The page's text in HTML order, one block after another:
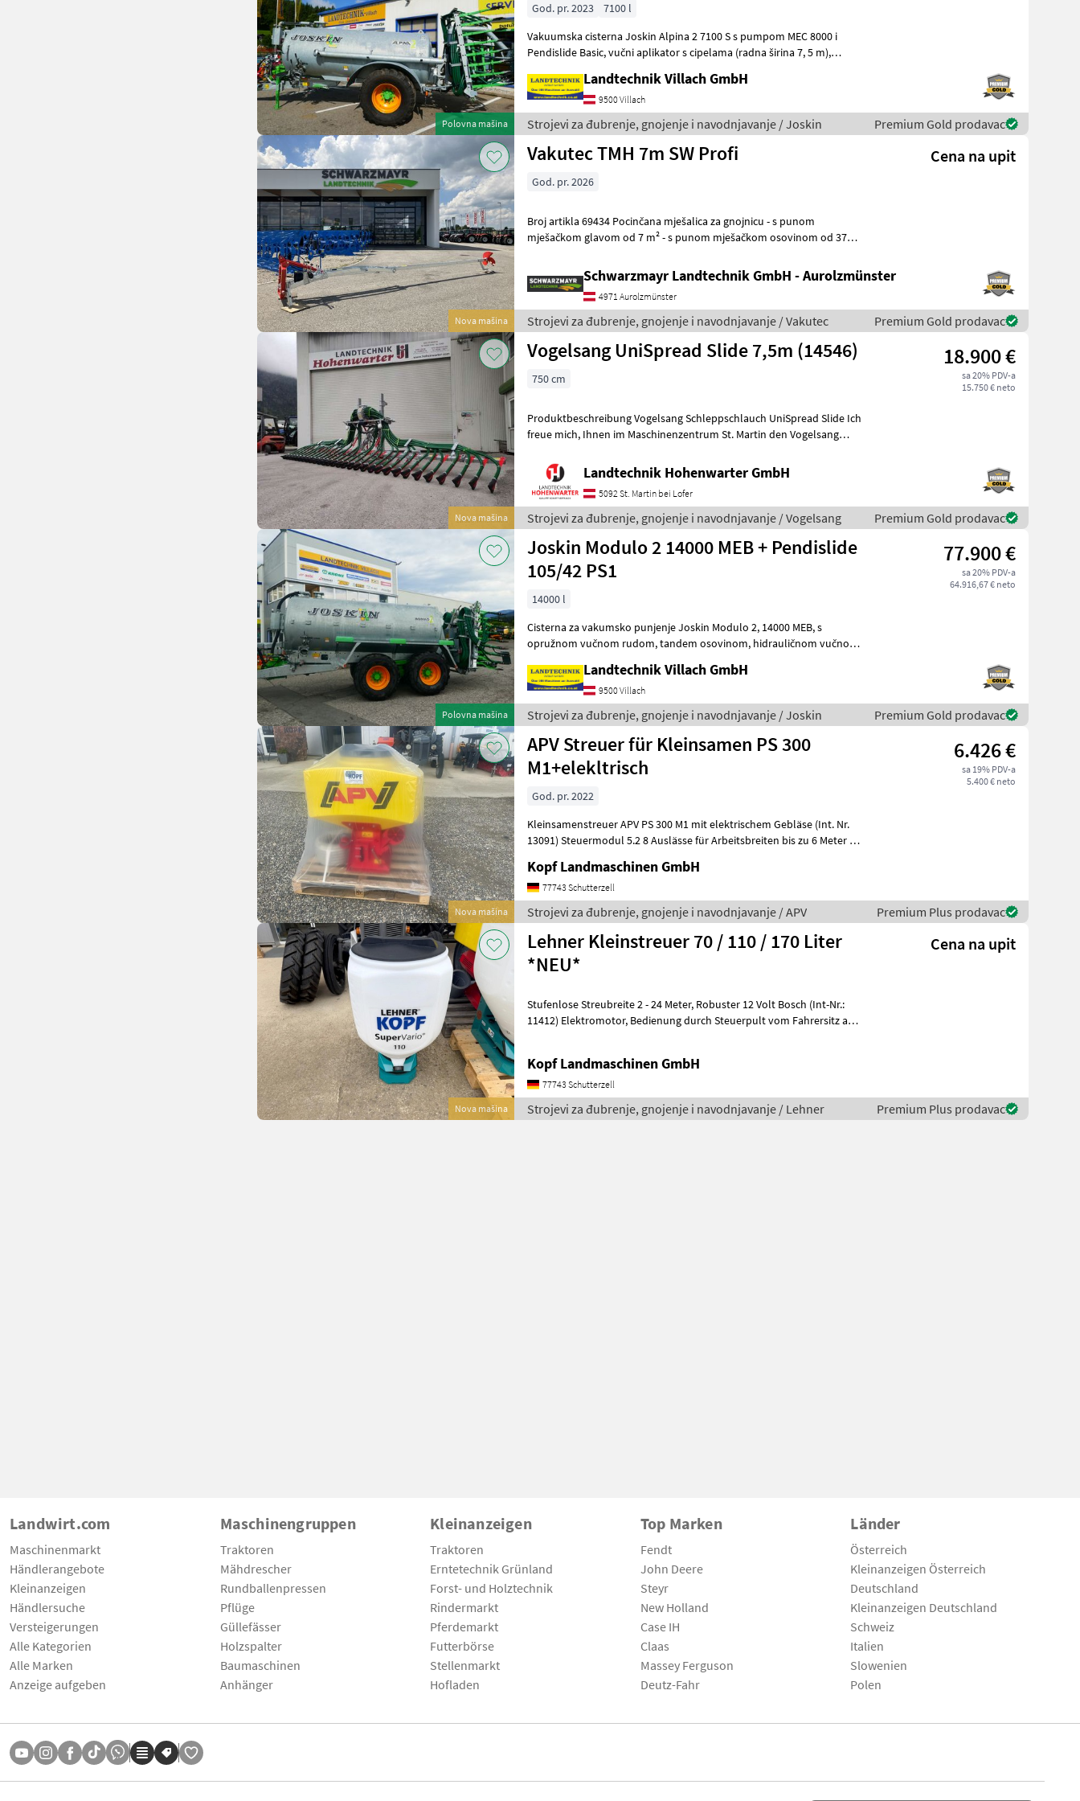
Polovna mašina
God. pr. 2023
7100 l
Vakuumska cisterna Joskin Alpina 2 7100 S s pumpom MEC 8000 i
Pendislide Basic, vučni aplikator s cipelama (radna širina 7, 5 m),
Landtechnik Villach GmbH
9500 Villach
Strojevi za đubrenje, gnojenje i navodnjavanje / Joskin Premium Gold prodavac
Nova mašina
Vakutec TMH 7m SW Profi Cena na upit
God. pr. 2026
Broj artikla 69434 Pocinčana mješalica za gnojnicu - s punom
mješačkom glavom od 7 m² - s punom mješačkom osovinom od 37
Schwarzmayr Landtechnik GmbH - Aurolzmünster
4971 Aurolzmünster
Strojevi za đubrenje, gnojenje i navodnjavanje / Vakutec Premium Gold prodavac
Nova mašina
Vogelsang UniSpread Slide 7,5m (14546) 18.900 €
sa 20% PDV-a
15.750 € neto
750 cm
Produktbeschreibung Vogelsang Schleppschlauch UniSpread Slide Ich
freue mich, Ihnen im Maschinenzentrum St. Martin den Vogelsang
Landtechnik Hohenwarter GmbH
5092 St. Martin bei Lofer
Strojevi za đubrenje, gnojenje i navodnjavanje / Vogelsang Premium Gold prodavac
Polovna mašina
Joskin Modulo 2 14000 MEB + Pendislide
105/42 PS1
77.900 €
sa 20% PDV-a
64.916,67 € neto
14000 l
Cisterna za vakumsko punjenje Joskin Modulo 2, 14000 MEB, s
opružnom vučnom rudom, tandem osovinom, hidrauličnom vučnom
Landtechnik Villach GmbH
9500 Villach
Strojevi za đubrenje, gnojenje i navodnjavanje / Joskin Premium Gold prodavac
Nova mašina
APV Streuer für Kleinsamen PS 300
M1+elekltrisch
6.426 €
sa 19% PDV-a
5.400 € neto
God. pr. 2022
Kleinsamenstreuer APV PS 300 M1 mit elektrischem Gebläse (Int. Nr.
13091) Steuermodul 5.2 8 Auslässe für Arbeitsbreiten bis zu 6 Meter 25
Kopf Landmaschinen GmbH
77743 Schutterzell
Strojevi za đubrenje, gnojenje i navodnjavanje / APV Premium Plus prodavac
Nova mašina
Lehner Kleinstreuer 70 / 110 / 170 Liter
*NEU*
Cena na upit
Stufenlose Streubreite 2 - 24 Meter, Robuster 12 Volt Bosch (Int-Nr.:
11412) Elektromotor, Bedienung durch Steuerpult vom Fahrersitz aus,
Kopf Landmaschinen GmbH
77743 Schutterzell
Strojevi za đubrenje, gnojenje i navodnjavanje / Lehner Premium Plus prodavac
Landwirt.com
Maschinenmarkt
Händlerangebote
Kleinanzeigen
Händlersuche
Versteigerungen
Alle Kategorien
Alle Marken
Anzeige aufgeben
Maschinengruppen
Traktoren
Mähdrescher
Rundballenpressen
Pflüge
Güllefässer
Holzspalter
Baumaschinen
Anhänger
Kleinanzeigen
Traktoren
Erntetechnik Grünland
Forst- und Holztechnik
Rindermarkt
Pferdemarkt
Futterbörse
Stellenmarkt
Hofladen
Top Marken
Fendt
John Deere
Steyr
New Holland
Case IH
Claas
Massey Ferguson
Deutz-Fahr
Länder
Österreich
Kleinanzeigen Österreich
Deutschland
Kleinanzeigen Deutschland
Schweiz
Italien
Slowenien
Polen